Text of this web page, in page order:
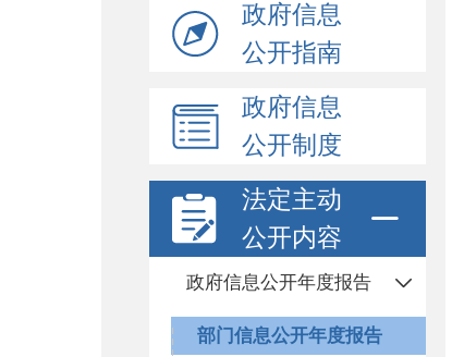
政府信息
公开指南
政府信息
公开制度
法定主动
公开内容
政府信息公开年度报告
部门信息公开年度报告